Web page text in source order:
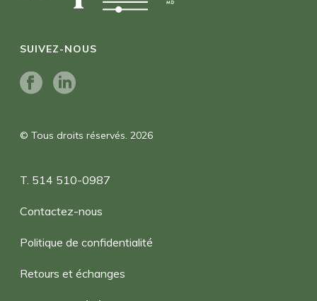
SUIVEZ-NOUS
© Tous droits réservés. 2026
T. 514 510-0987
Contactez-nous
Politique de confidentialité
Retours et échanges